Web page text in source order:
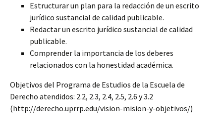
Estructurar un plan para la redacción de un escrito
jurídico sustancial de calidad publicable.
Redactar un escrito jurídico sustancial de calidad
publicable.
Comprender la importancia de los deberes
relacionados con la honestidad académica.
Objetivos del Programa de Estudios de la Escuela de
Derecho atendidos: 2.2, 2.3, 2.4, 2.5, 2.6 y 3.2
(http://derecho.uprrp.edu/vision-mision-y-objetivos/)